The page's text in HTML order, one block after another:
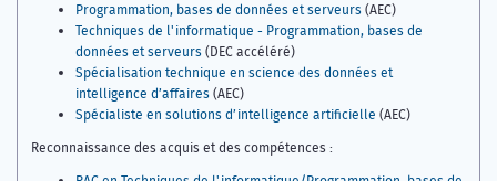
Programmation, bases de données et serveurs(AEC)
Techniques de l'informatique - Programmation, bases de
données et serveurs(DEC accéléré)
Spécialisation technique en science des données et
intelligence d’affaires(AEC)
Spécialiste en solutions d’intelligence artificielle (AEC)
Reconnaissance des acquis et des compétences :